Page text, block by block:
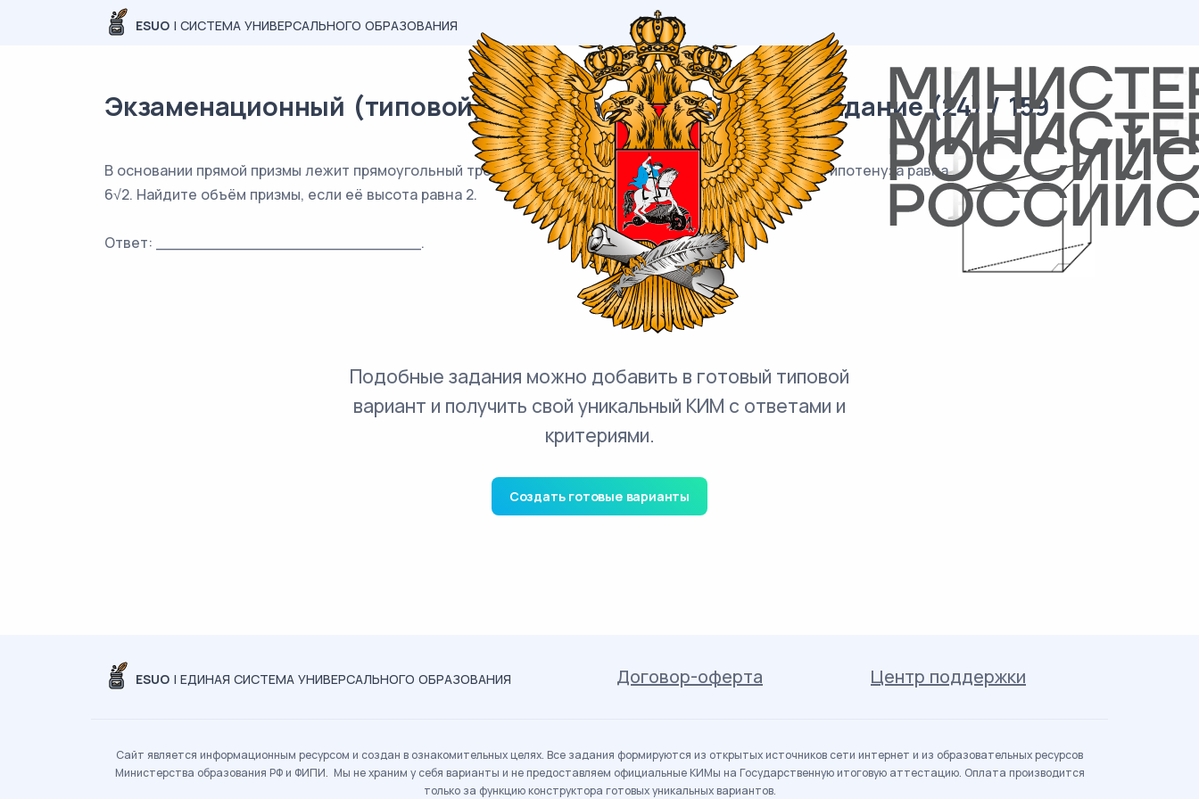
ESUO | СИСТЕМА УНИВЕРСАЛЬНОГО ОБРАЗОВАНИЯ
Экзаменационный (типовой) материал ЕГЭ / База / 13 задание (24) / 159
В основании прямой призмы лежит прямоугольный треугольник, один из катетов которого равен 6, а гипотенуза равна
6√2. Найдите объём призмы, если её высота равна 2.
Ответ: ___________________________.
Подобные задания можно добавить в готовый типовой
вариант и получить свой уникальный КИМ с ответами и
критериями.
Создать готовые варианты
ESUO | ЕДИНАЯ СИСТЕМА УНИВЕРСАЛЬНОГО ОБРАЗОВАНИЯ Договор-оферта Центр поддержки
Сайт является информационным ресурсом и создан в ознакомительных целях. Все задания формируются из открытых источников сети интернет и из образовательных ресурсов
Министерства образования РФ и ФИПИ. Мы не храним у себя варианты и не предоставляем официальные КИМы на Государственную итоговую аттестацию. Оплата производится
только за функцию конструктора готовых уникальных вариантов.